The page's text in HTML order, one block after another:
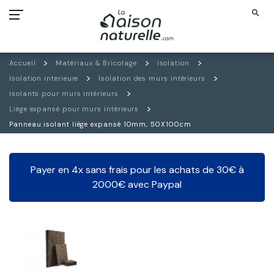
search
Accueil Matériaux & Bricolage
Isolation
Isolation interieure
Isolation des murs intérieurs
Isolants pour murs intérieurs
Liège expansé pour murs intérieurs
Panneau isolant liège expansé 10mm, 50X100cm
Payer en 4x sans frais pour les achats de 30€ à
2000€ avec Paypal